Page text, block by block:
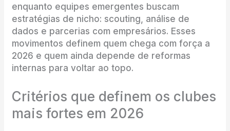
enquanto equipes emergentes buscam
estratégias de nicho: scouting, análise de
dados e parcerias com empresários. Esses
movimentos definem quem chega com força a
2026 e quem ainda depende de reformas
internas para voltar ao topo.
Critérios que definem os clubes
mais fortes em 2026